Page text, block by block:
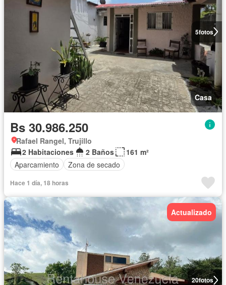
5fotos
Casa
Bs 30.986.250
Rafael Rangel, Trujillo
2 Habitaciones
2 Baños
161 m²
Aparcamiento
Zona de secado
Hace 1 día, 18 horas
20fotos
Actualizado